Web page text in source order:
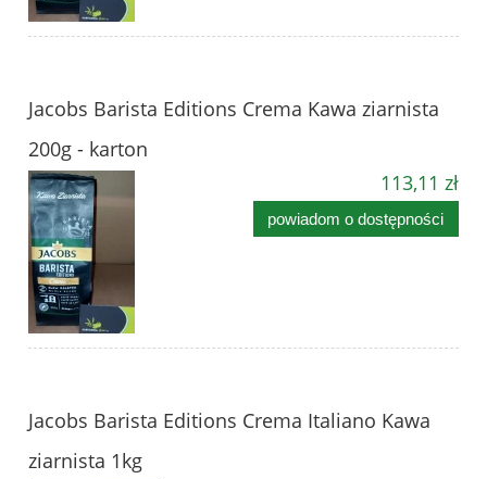
Jacobs Barista Editions Crema Kawa ziarnista
200g - karton
113,11 zł
powiadom o dostępności
Jacobs Barista Editions Crema Italiano Kawa
ziarnista 1kg